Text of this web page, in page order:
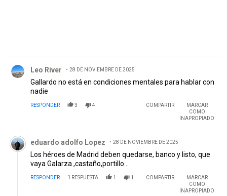
Leo River 28 DE NOVIEMBRE DE 2025
Gallardo no está en condiciones mentales para hablar con
nadie
RESPONDER 3 4 COMPARTIR
MARCAR
COMO
INAPROPIADO
Comentario de eduardo adolfo Lopez.
eduardo adolfo Lopez 28 DE NOVIEMBRE DE 2025
Los héroes de Madrid deben quedarse, banco y listo, que
vaya Galarza ,castaño,portillo...
RESPONDER 1 RESPUESTA 1 1 COMPARTIR
MARCAR
COMO
INAPROPIADO